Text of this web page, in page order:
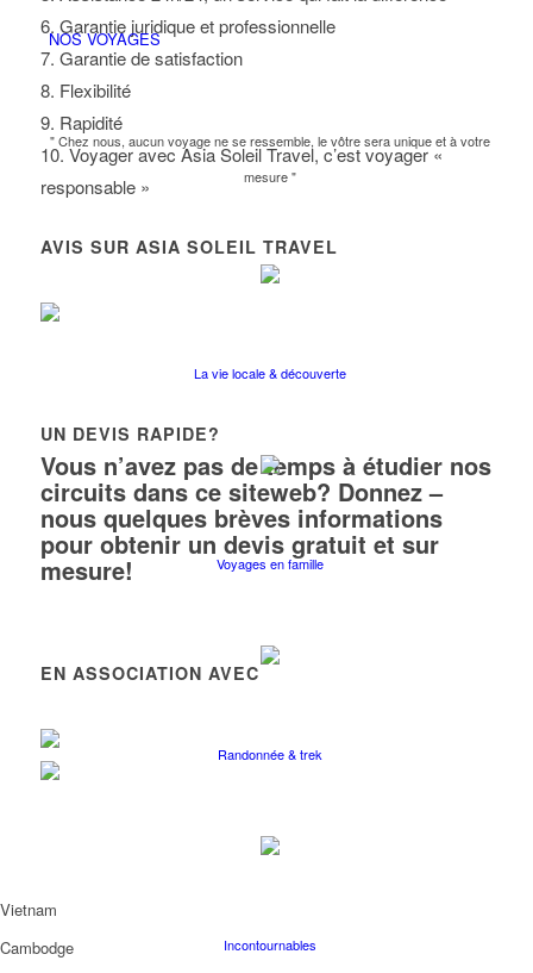
NOS VOYAGES
" Chez nous, aucun voyage ne se ressemble, le vôtre sera unique et à votre
mesure "
La vie locale & découverte
Voyages en famille
Randonnée & trek
Incontournables
6. Garantie juridique et professionnelle
7. Garantie de satisfaction
8. Flexibilité
9. Rapidité
10. Voyager avec Asia Soleil Travel, c’est voyager «
responsable »
AVIS SUR ASIA SOLEIL TRAVEL
UN DEVIS RAPIDE?
Vous n’avez pas de temps à étudier nos
circuits dans ce siteweb? Donnez –
nous quelques brèves informations
pour obtenir un devis gratuit et sur
mesure!
EN ASSOCIATION AVEC
Vietnam
Cambodge